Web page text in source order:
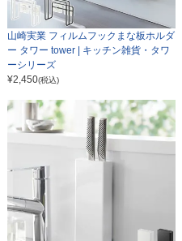
山崎実業 フィルムフックまな板ホルダ
ー タワー tower | キッチン雑貨・タワ
ーシリーズ
¥2,450(税込)